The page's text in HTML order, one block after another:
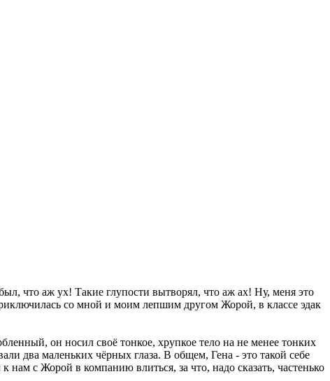
что аж ух! Такие глупости вытворял, что аж ах! Ну, меня это
со мной и моим лепшим другом Жорой, в классе эдак
он носил своё тонкое, хрупкое тело на не менее тонких
два маленьких чёрных глаза. В общем, Гена - это такой себе
нам с Жорой в компанию влиться, за что, надо сказать, частенько